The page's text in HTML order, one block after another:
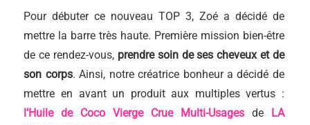
Pour débuter ce nouveau TOP 3, Zoé a décidé de
mettre la barre très haute. Première mission bien-être
de ce rendez-vous, prendre soin de ses cheveux et de
son corps. Ainsi, notre créatrice bonheur a décidé de
mettre en avant un produit aux multiples vertus :
l’Huile de Coco Vierge Crue Multi-Usagesde
LA